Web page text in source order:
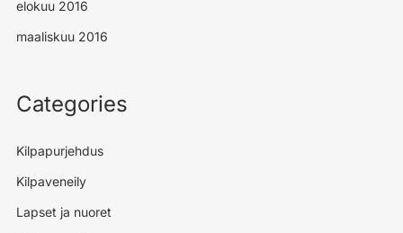
elokuu 2016
maaliskuu 2016
Categories
Kilpapurjehdus
Kilpaveneily
Lapset ja nuoret